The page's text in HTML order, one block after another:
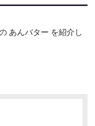
あんバター を紹介し